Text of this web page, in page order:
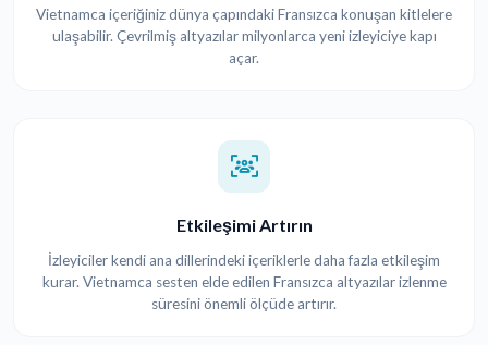
Vietnamca içeriğiniz dünya çapındaki Fransızca konuşan kitlelere
ulaşabilir. Çevrilmiş altyazılar milyonlarca yeni izleyiciye kapı
açar.
Etkileşimi Artırın
İzleyiciler kendi ana dillerindeki içeriklerle daha fazla etkileşim
kurar. Vietnamca sesten elde edilen Fransızca altyazılar izlenme
süresini önemli ölçüde artırır.